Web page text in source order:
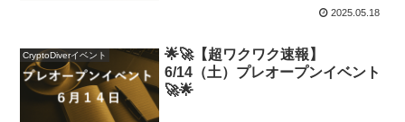
2025.05.18
CryptoDiverイベント
🌟🚀【超ワクワク速報】
6/14（土）プレオープンイベント
🚀🌟